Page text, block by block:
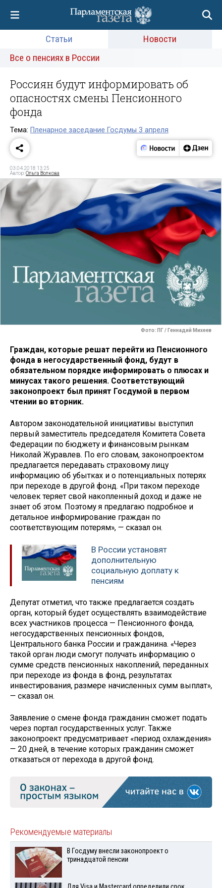
Статьи
Новости
Все о пенсиях в России
Россиян будут информировать об
опасностях смены Пенсионного
фонда
Тема: Пленарное заседание Госдумы 3 апреля
03.04.2018 13:25
Автор:Ольга Волкова
Фото: ПГ / Геннадий Михеев
Граждан, которые решат перейти из Пенсионного
фонда в негосударственный фонд, будут в
обязательном порядке информировать о плюсах и
минусах такого решения. Соответствующий
законопроект был принят Госдумой в первом
чтении во вторник.
Автором законодательной инициативы выступил
первый заместитель председателя Комитета Совета
Федерации по бюджету и финансовым рынкам
Николай Журавлев. По его словам, законопроектом
предлагается передавать страховому лицу
информацию об убытках и о потенциальных потерях
при переходе в другой фонд. «При таком переходе
человек теряет свой накопленный доход и даже не
знает об этом. Поэтому я предлагаю подробное и
детальное информирование граждан по
соответствующим потерям», — сказал он.
В России установят
дополнительную
социальную доплату к
пенсиям
Депутат отметил, что также предлагается создать
орган, который будет осуществлять взаимодействие
всех участников процесса — Пенсионного фонда,
негосударственных пенсионных фондов,
Центрального банка России и гражданина. «Через
такой орган люди смогут получать информацию о
сумме средств пенсионных накоплений, переданных
при переходе из фонда в фонд, результатах
инвестирования, размере начисленных сумм выплат»,
— сказал он.
Заявление о смене фонда гражданин сможет подать
через портал государственных услуг. Также
законопроект предусматривает «период охлаждения»
— 20 дней, в течение которых гражданин сможет
отказаться от перехода в другой фонд.
Рекомендуемые материалы
В Госдуму внесли законопроект о
тринадцатой пенсии